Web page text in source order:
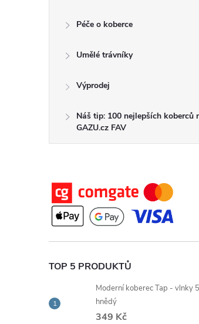
í
p
a
n
e
l
Péče o koberce
Umělé trávníky
Výprodej
Náš tip: 100 nejlepších koberců
GAZU.cz FAV
TOP 5 PRODUKTŮ
Moderní koberec Tap - vlnky
hnědý
349 Kč